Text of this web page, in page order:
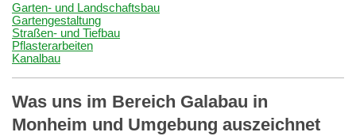
Garten- und Landschaftsbau
Gartengestaltung
Straßen- und Tiefbau
Pflasterarbeiten
Kanalbau
Was uns im Bereich Galabau in
Monheim und Umgebung auszeichnet